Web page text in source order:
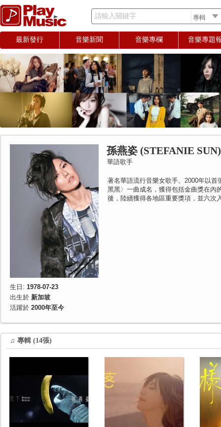
請輸入關鍵字
最新發行 音樂新聞 音樂專欄 音樂專題
生日: 1978-07-23
出生於 新加坡
活躍於 2000年至今
孫燕姿 (STEFANIE SUN)
華語歌手
著名華語流行音樂女歌手。2000年以首
黑黑〉一曲成名，獲得包括金曲獎在內
後，陸續獲得各地區重要獎項，並六次
♫ 專輯 (14張)